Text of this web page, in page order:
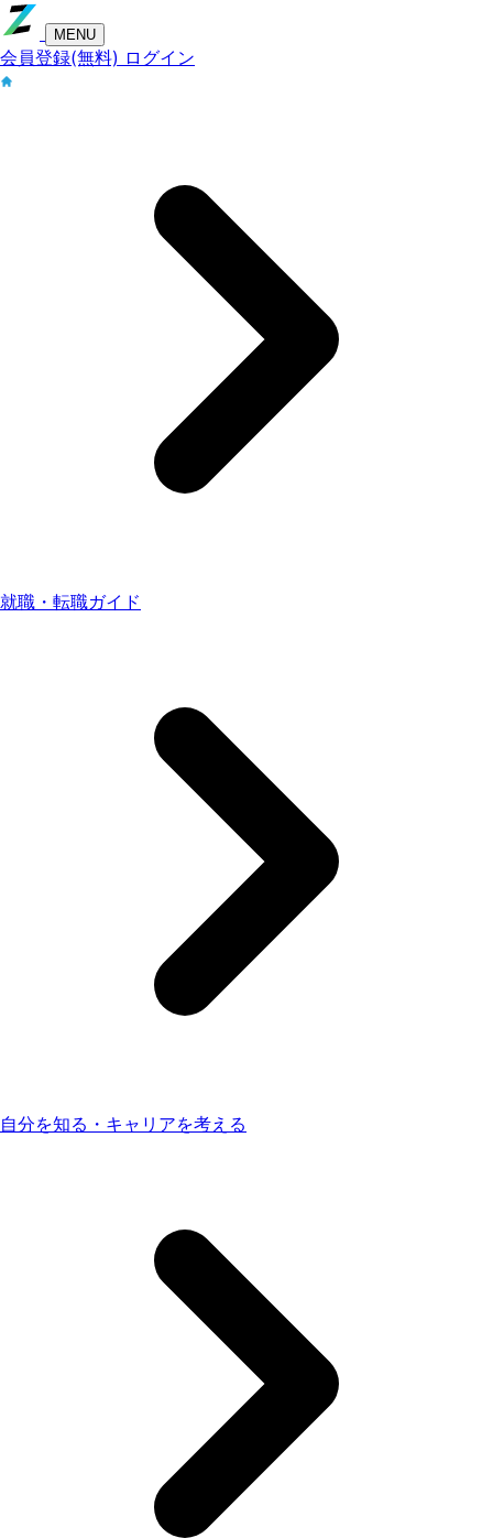
MENU
会員登録(無料) ログイン
就職・転職ガイド
自分を知る・キャリアを考える